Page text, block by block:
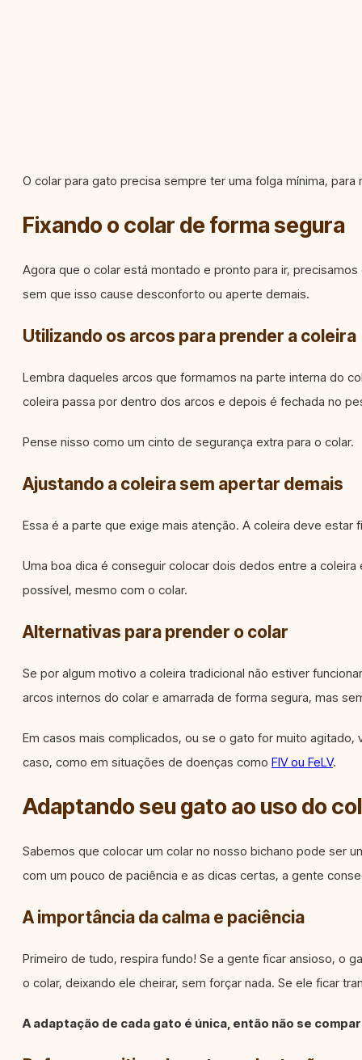
O colar para gato precisa sempre ter uma folga mínima,
Fixando o colar de forma segura
Agora que o colar está montado e pronto para ir,
sem que isso cause desconforto ou aperte demais.
Utilizando os arcos para prender a coleira
Lembra daqueles arcos que formamos na parte interna do
coleira passa por dentro dos arcos e depois é fechada no
Pense nisso como um cinto de segurança extra para o colar.
Ajustando a coleira sem apertar demais
Essa é a parte que exige mais atenção. A coleira deve
Uma boa dica é conseguir colocar dois dedos entre a
possível, mesmo com o colar.
Alternativas para prender o colar
Se por algum motivo a coleira tradicional não estiver
arcos internos do colar e amarrada de forma segura, mas
Em casos mais complicados, ou se o gato for muito
caso, como em situações de doenças como FIV ou FeLV.
Adaptando seu gato ao uso do
Sabemos que colocar um colar no nosso bichano pode ser
com um pouco de paciência e as dicas certas, a gente
A importância da calma e paciência
Primeiro de tudo, respira fundo! Se a gente ficar ansioso, o
o colar, deixando ele cheirar, sem forçar nada. Se ele ficar
A adaptação de cada gato é única, então não se